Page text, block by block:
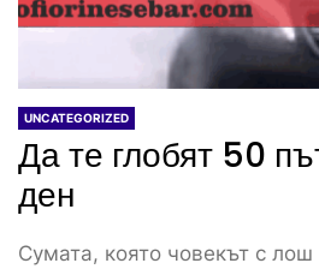
UNCATEGORIZED
Да те глобят 50
ден
Сумата, която човекът с